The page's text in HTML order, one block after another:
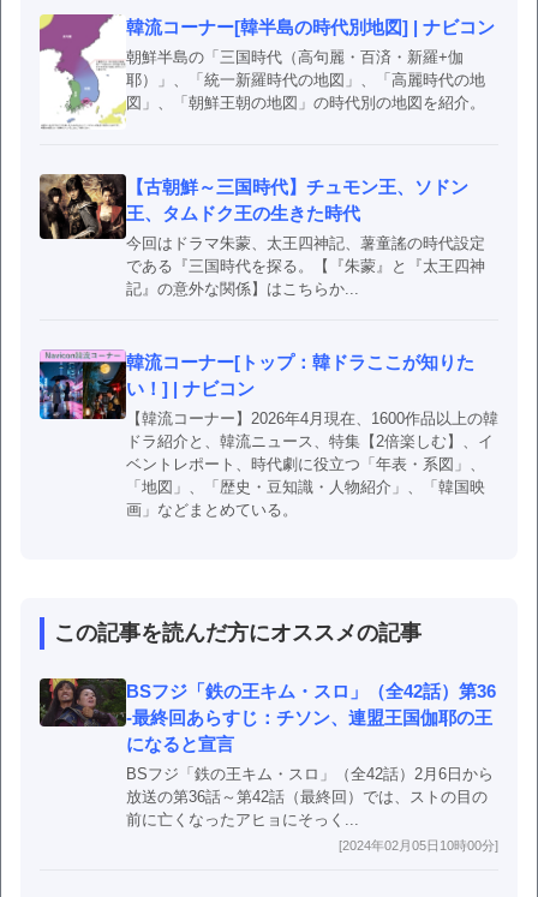
韓流コーナー[韓半島の時代別地図] | ナビコン
朝鮮半島の「三国時代（高句麗・百済・新羅+伽
耶）」、「統一新羅時代の地図」、「高麗時代の地
図」、「朝鮮王朝の地図」の時代別の地図を紹介。
【古朝鮮～三国時代】チュモン王、ソドン
王、タムドク王の生きた時代
今回はドラマ朱蒙、太王四神記、薯童謠の時代設定
である『三国時代を探る。【『朱蒙』と『太王四神
記』の意外な関係】はこちらか...
韓流コーナー[トップ：韓ドラここが知りた
い！] | ナビコン
【韓流コーナー】2026年4月現在、1600作品以上の韓
ドラ紹介と、韓流ニュース、特集【2倍楽しむ】、イ
ベントレポート、時代劇に役立つ「年表・系図」、
「地図」、「歴史・豆知識・人物紹介」、「韓国映
画」などまとめている。
この記事を読んだ方にオススメの記事
BSフジ「鉄の王キム・スロ」（全42話）第36
-最終回あらすじ：チソン、連盟王国伽耶の王
になると宣言
BSフジ「鉄の王キム・スロ」（全42話）2月6日から
放送の第36話～第42話（最終回）では、ストの目の
前に亡くなったアヒョにそっく...
[2024年02月05日10時00分]